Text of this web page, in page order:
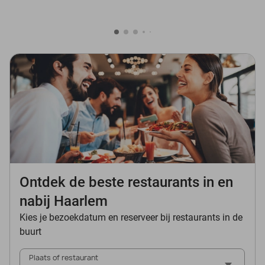
Ontdek de beste restaurants in en
nabij Haarlem
Kies je bezoekdatum en reserveer bij restaurants in de
buurt
Plaats of restaurant